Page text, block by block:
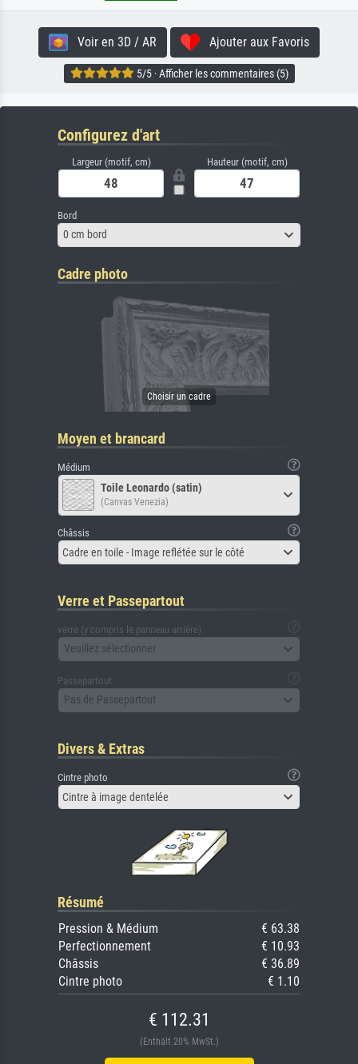
Voir en 3D / AR Ajouter aux Favoris
5/5 · Afficher les commentaires (5)
Configurez d'art
Largeur (motif, cm) Hauteur (motif, cm)
Bord
0 cm bord
Cadre photo
Moyen et brancard
Médium
Toile Leonardo (satin)
(Canvas Venezia)
Châssis
Cadre en toile - Image reflétée sur le côté
Verre et Passepartout
verre (y compris le panneau arrière)
Veuillez sélectionner
Passepartout
Pas de Passepartout
Divers & Extras
Cintre photo
Cintre à image dentelée
Résumé
Pression & Médium
€ 63.38
Perfectionnement
€ 10.93
Châssis
€ 36.89
Cintre photo
€ 1.10
€ 112.31
(Enthält 20% MwSt.)